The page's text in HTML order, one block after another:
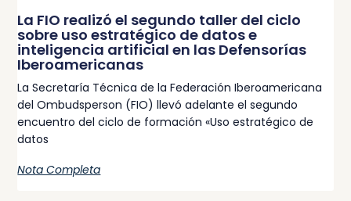
La FIO realizó el segundo taller del ciclo
sobre uso estratégico de datos e
inteligencia artificial en las Defensorías
Iberoamericanas
La Secretaría Técnica de la Federación Iberoamericana
del Ombudsperson (FIO) llevó adelante el segundo
encuentro del ciclo de formación «Uso estratégico de
datos
Nota Completa